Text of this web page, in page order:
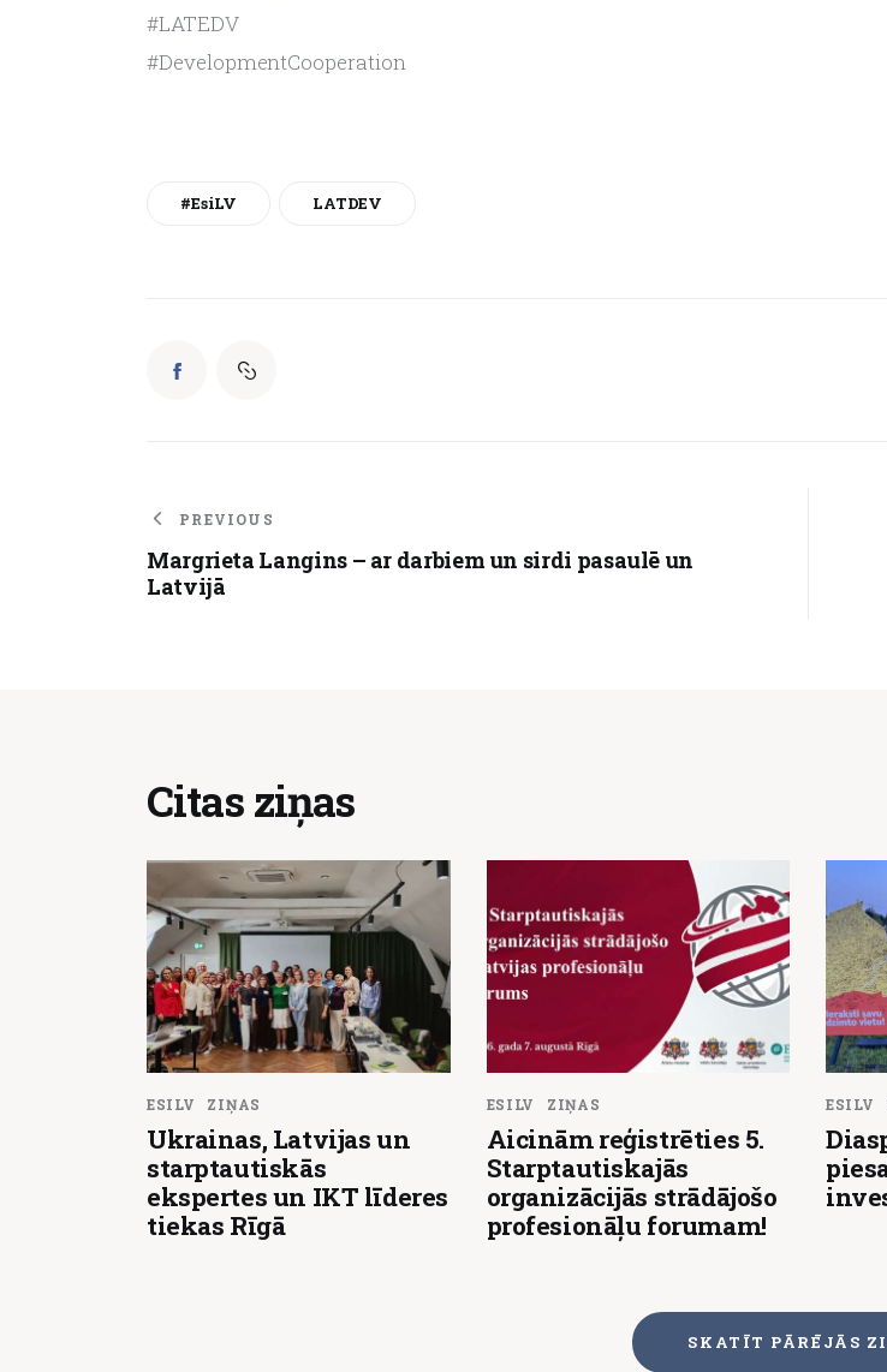
#LATEDV
#DevelopmentCooperation
#esiLV LATDEV
PREVIOUS
Margrieta Langins – ar darbiem un sirdi pasaulē un
Latvijā
Citas ziņas
ESILV ZIŅAS
Ukrainas, Latvijas un
starptautiskās
ekspertes un IKT līderes
tiekas Rīgā
ESILV ZIŅAS
Aicinām reģistrēties 5.
Starptautiskajās
organizācijās strādājošo
profesionāļu forumam!
ESILV
SKATĪT PĀRĒJĀS